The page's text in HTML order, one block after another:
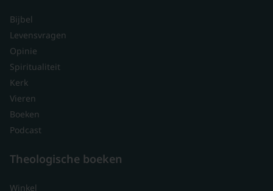
Bijbel
Levensvragen
Opinie
Spiritualiteit
Kerk
Vieren
Boeken
Podcast
Theologische boeken
Winkel